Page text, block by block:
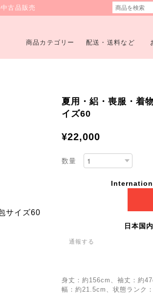
古品販売
商品カテゴリー 配送・送料など
夏用・絽・喪服・着
イズ60
¥22,000
数量
日本国
通報する
身丈：約156cm、袖丈：約
幅：約21.5cm、状態ランク